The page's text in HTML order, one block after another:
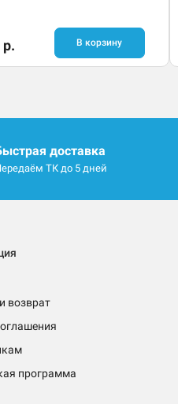
р. В корзину
доставка
ТК до 5 дней
возврат
программа